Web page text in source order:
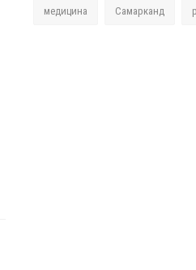
медицина Самарканд